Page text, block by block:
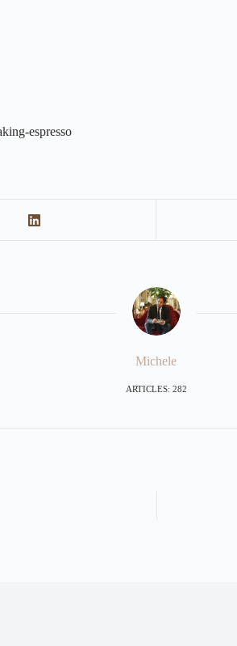
espresso
Michele
ARTICLES: 282